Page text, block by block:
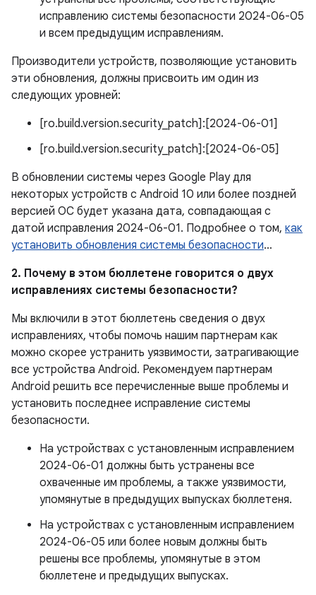
исправлению системы безопасности 2024-06-05
и всем предыдущим исправлениям.
Производители устройств, позволяющие установить
эти обновления, должны присвоить им один из
следующих уровней:
[ro.build.version.security_patch]:[2024-06-01]
[ro.build.version.security_patch]:[2024-06-05]
В обновлении системы через Google Play для
некоторых устройств с Android 10 или более поздней
версией ОС будет указана дата, совпадающая с
датой исправления 2024-06-01. Подробнее о том, как
установить обновления системы безопасности…
2. Почему в этом бюллетене говорится о двух
исправлениях системы безопасности?
Мы включили в этот бюллетень сведения о двух
исправлениях, чтобы помочь нашим партнерам как
можно скорее устранить уязвимости, затрагивающие
все устройства Android. Рекомендуем партнерам
Android решить все перечисленные выше проблемы и
установить последнее исправление системы
безопасности.
На устройствах с установленным исправлением
2024-06-01 должны быть устранены все
охваченные им проблемы, а также уязвимости,
упомянутые в предыдущих выпусках бюллетеня.
На устройствах с установленным исправлением
2024-06-05 или более новым должны быть
решены все проблемы, упомянутые в этом
бюллетене и предыдущих выпусках.